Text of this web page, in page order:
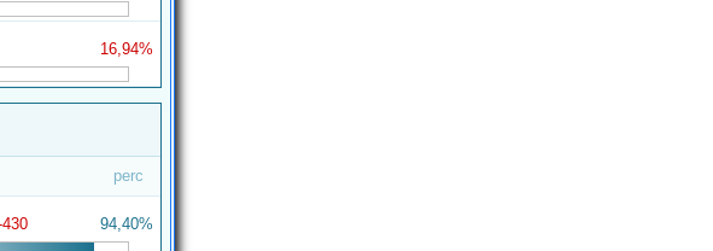
16,94%
perc
430 94,40%